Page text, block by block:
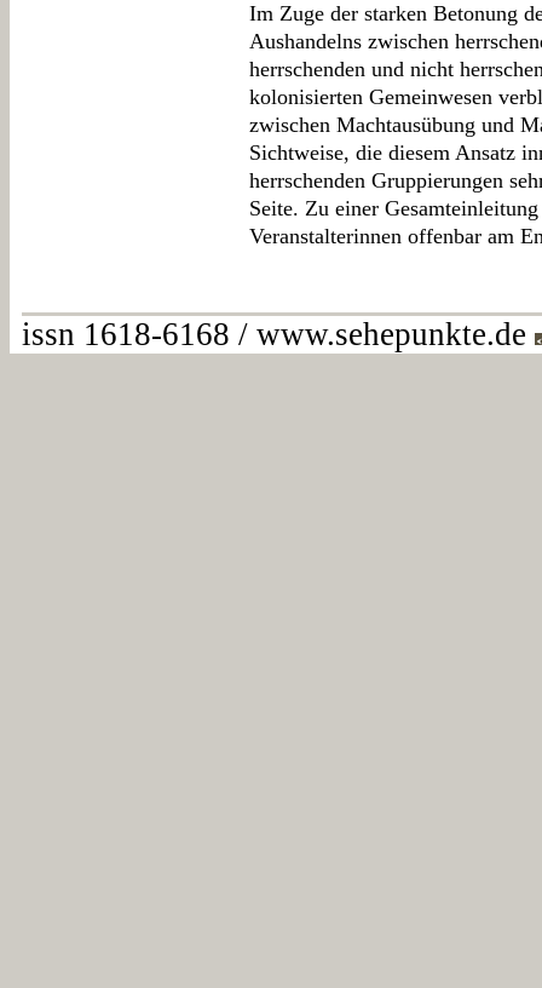
Im Zuge der starken Betonung
Aushandelns zwischen
herrschenden und nicht
kolonisierten Gemeinwesen
zwischen Machtausübung und
Sichtweise, die diesem Ansatz
herrschenden Gruppierungen
Seite. Zu einer
Veranstalterinnen offenbar am
issn 1618-6168 / www.sehepunkte.de